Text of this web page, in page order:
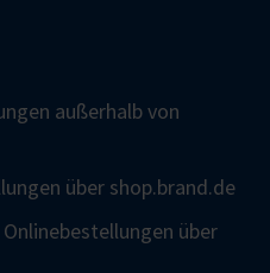
außerhalb von
über shop.brand.de
über